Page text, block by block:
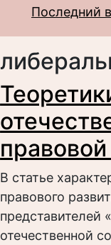
Последний
В статье
правового
представителей
отечественной